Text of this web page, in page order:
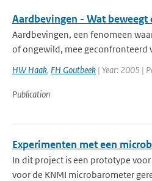
Aardbevingen - Wat beweegt
Aardbevingen, een fenomeen
of ongewild, mee geconfronteerd
HW Haak, FH Goutbeek | Year: 2005 |
Publication
Experimenten met een
In dit project is een prototype
voor de KNMI microbarometer